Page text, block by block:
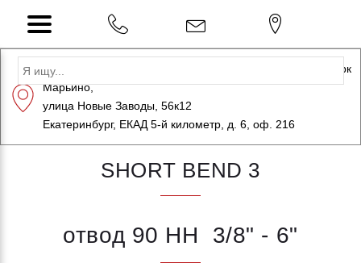
+7 (812) 600-10-15
info@eversteel.ru
Адрес: Санкт-Петербург, Петергоф, Индустриальный парк
Марьино,
улица Новые Заводы, 56к12
Екатеринбург, ЕКАД 5-й километр, д. 6, оф. 216
ЗАКАЗАТЬ ЗВОНОК
SHORT BEND 3
отвод 90 HH 3/8" - 6"